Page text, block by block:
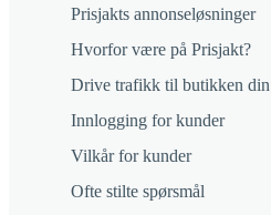
Prisjakts annonseløsninger
Hvorfor være på Prisjakt?
Drive trafikk til butikken din
Innlogging for kunder
Vilkår for kunder
Ofte stilte spørsmål